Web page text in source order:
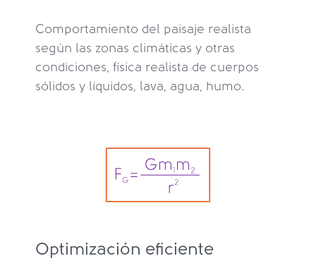
Comportamiento del paisaje realista
según las zonas climáticas y otras
condiciones, física realista de cuerpos
sólidos y líquidos, lava, agua, humo.
Optimización eficiente